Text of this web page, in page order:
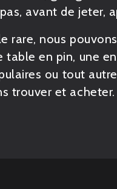
avant de jeter,
rare, nous
en pin, une
ou tout
trouver et acheter.